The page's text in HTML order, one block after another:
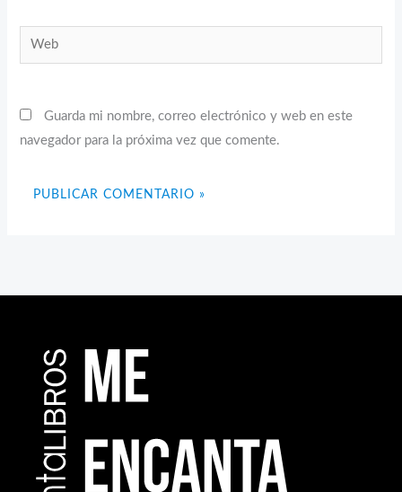
Web
Guarda mi nombre, correo electrónico y web en este
navegador para la próxima vez que comente.